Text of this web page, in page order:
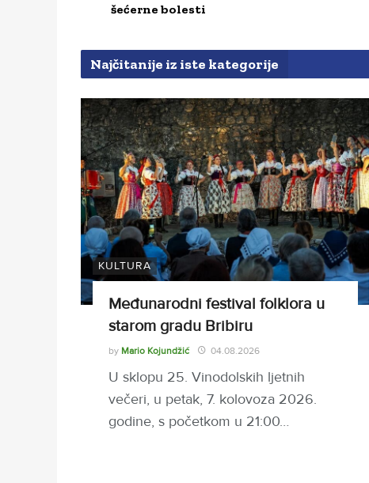
šećerne bolesti
Najčitanije iz iste kategorije
KULTURA
Međunarodni festival folklora u
starom gradu Bribiru
by Mario Kojundžić 04.08.2026
U sklopu 25. Vinodolskih ljetnih
večeri, u petak, 7. kolovoza 2026.
godine, s početkom u 21:00…